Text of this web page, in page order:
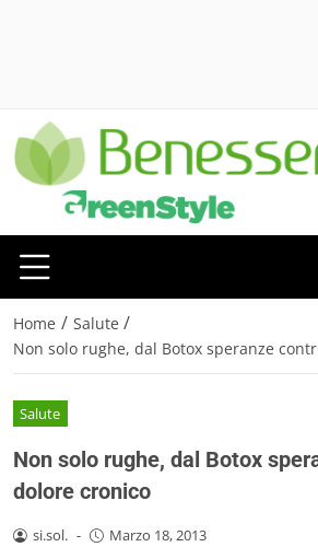
Home / Salute /
Non solo rughe, dal Botox speranze
Salute
Non solo rughe, dal Botox
dolore cronico
si.sol. - Marzo 18, 2013